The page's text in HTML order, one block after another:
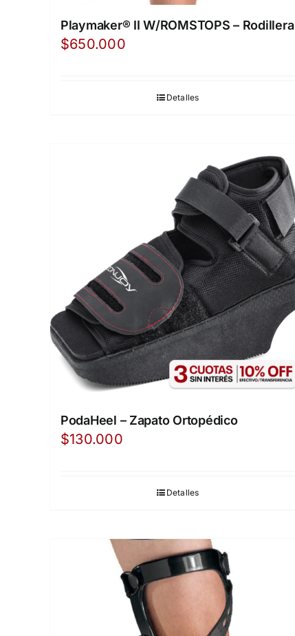
Playmaker® II W/ROMSTOPS – Rodillera
$650.000
Detalles
PodaHeel – Zapato Ortopédico
$130.000
Detalles